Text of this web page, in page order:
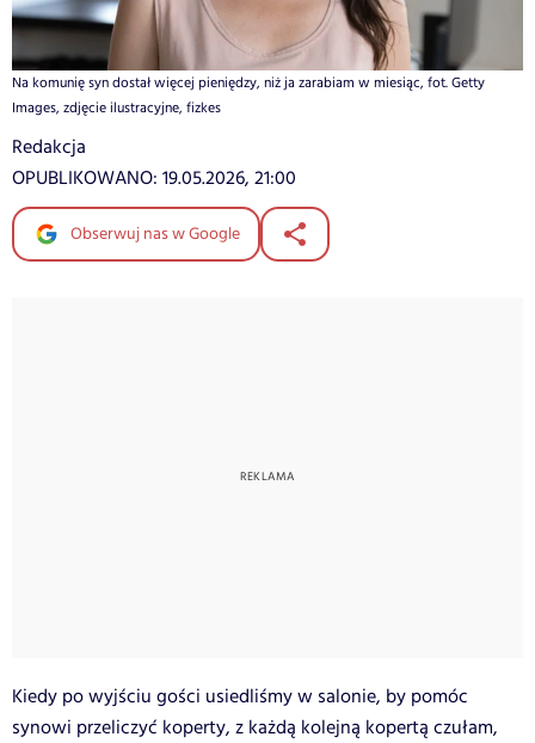
Na komunię syn dostał więcej pieniędzy, niż ja zarabiam w miesiąc, fot. Getty
Images, zdjęcie ilustracyjne, fizkes
Redakcja
OPUBLIKOWANO: 19.05.2026, 21:00
Obserwuj nas w Google
Kiedy po wyjściu gości usiedliśmy w salonie, by pomóc
synowi przeliczyć koperty, z każdą kolejną kopertą czułam,